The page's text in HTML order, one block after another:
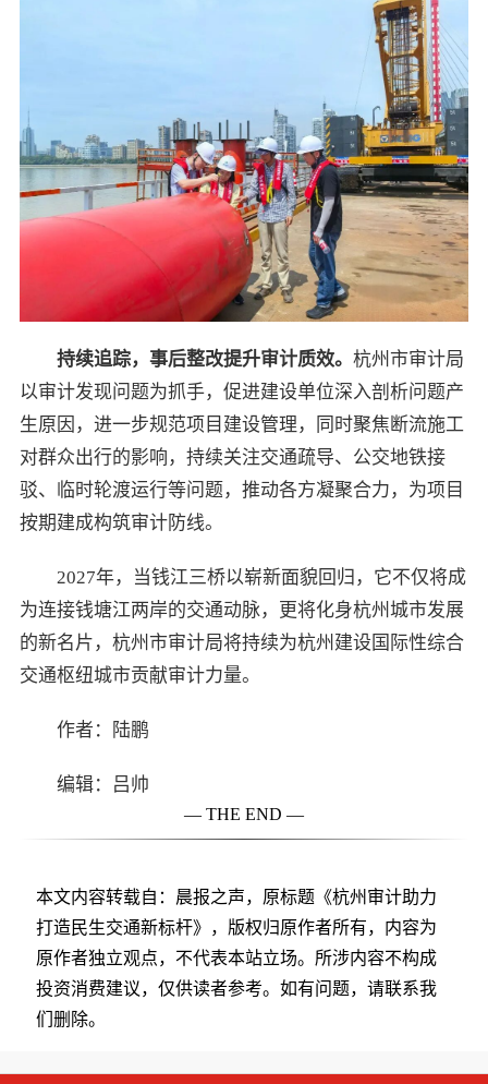
持续追踪，事后整改提升审计质效。 杭州市审计局
以审计发现问题为抓手，促进建设单位深入剖析问题产
生原因，进一步规范项目建设管理，同时聚焦断流施工
对群众出行的影响，持续关注交通疏导、公交地铁接
驳、临时轮渡运行等问题，推动各方凝聚合力，为项目
按期建成构筑审计防线。
2027年，当钱江三桥以崭新面貌回归，它不仅将成
为连接钱塘江两岸的交通动脉，更将化身杭州城市发展
的新名片，杭州市审计局将持续为杭州建设国际性综合
交通枢纽城市贡献审计力量。
作者：陆鹏
编辑：吕帅
— THE END —
本文内容转载自：晨报之声，原标题《杭州审计助力
打造民生交通新标杆》，版权归原作者所有，内容为
原作者独立观点，不代表本站立场。所涉内容不构成
投资消费建议，仅供读者参考。如有问题，请联系我
们删除。